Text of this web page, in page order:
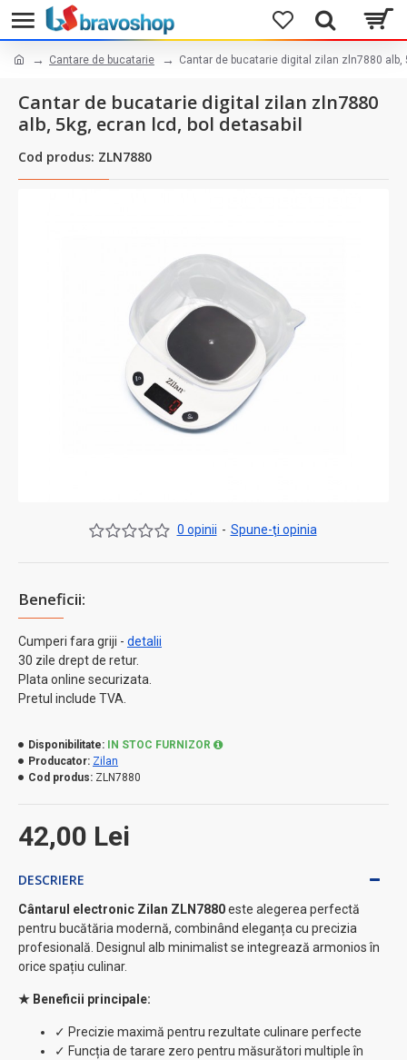
Cantare de bucatarie Cantar de bucatarie digital zilan zln7880
Cantar de bucatarie digital zilan zln7880
alb, 5kg, ecran lcd, bol detasabil
Cod produs: ZLN7880
Beneficii:
Cumperi fara griji - detalii
30 zile drept de retur.
Plata online securizata.
Pretul include TVA.
0 opinii - Spune-ţi opinia
42,00 Lei
Disponibilitate:
IN STOC FURNIZOR
Producator: Zilan
Cod produs: ZLN7880
DESCRIERE
Cântarul electronic Zilan ZLN7880este alegerea perfectă
pentru bucătăria modernă, combinând eleganța cu precizia
profesională. Designul alb minimalist se integrează armonios în
orice spațiu culinar.
★ Beneficii principale:
✓ Precizie maximă pentru rezultate culinare perfecte
✓ Funcția de tarare zero pentru măsurători multiple în